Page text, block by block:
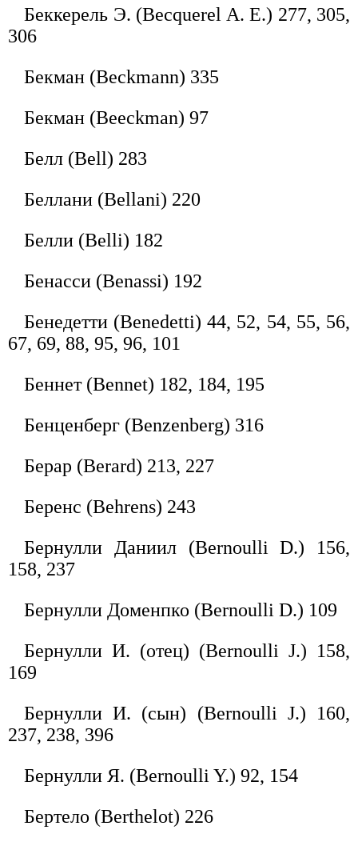
Беккерель Э. (Becquerel A. E.) 277, 305,
306
Бекман (Beckmann) 335
Бекман (Beeckman) 97
Белл (Bell) 283
Беллани (Bellani) 220
Белли (Belli) 182
Бенасси (Benassi) 192
Бенедетти (Benedetti) 44, 52, 54, 55, 56,
67, 69, 88, 95, 96, 101
Беннет (Bennet) 182, 184, 195
Бенценберг (Benzenberg) 316
Берар (Berard) 213, 227
Беренс (Behrens) 243
Бернулли Даниил (Bernoulli D.) 156,
158, 237
Бернулли Доменпко (Bernoulli D.) 109
Бернулли И. (отец) (Bernoulli J.) 158,
169
Бернулли И. (сын) (Bernoulli J.) 160,
237, 238, 396
Бернулли Я. (Bernoulli Y.) 92, 154
Бертело (Berthelot) 226